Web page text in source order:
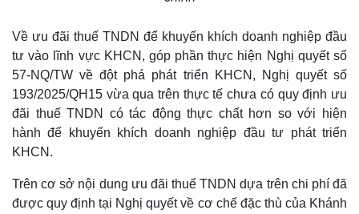
Về ưu đãi thuế TNDN để khuyến khích doanh nghiệp đầu
tư vào lĩnh vực KHCN, góp phần thực hiện Nghị quyết số
57-NQ/TW về đột phá phát triển KHCN, Nghị quyết số
193/2025/QH15 vừa qua trên thực tế chưa có quy định ưu
đãi thuế TNDN có tác động thực chất hơn so với hiện
hành để khuyến khích doanh nghiệp đầu tư phát triển
KHCN.
Trên cơ sở nội dung ưu đãi thuế TNDN dựa trên chi phí đã
được quy định tại Nghị quyết về cơ chế đặc thù của Khánh